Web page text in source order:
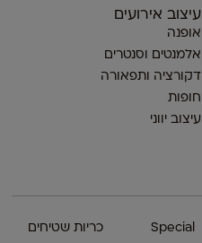
Special
כריות שטיחים
עיצוב אירועים
אופנה
אלמנטים וסנטרים
דקורציה ותפאורה
חופות
עיצוב יווני